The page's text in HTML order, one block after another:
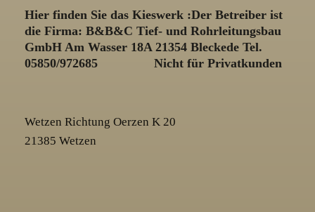
Hier finden Sie das Kieswerk :Der Betreiber ist
die Firma: B&B&C Tief- und Rohrleitungsbau
GmbH Am Wasser 18A 21354 Bleckede Tel.
05850/972685 Nicht für Privatkunden
Wetzen Richtung Oerzen K 20
21385 Wetzen